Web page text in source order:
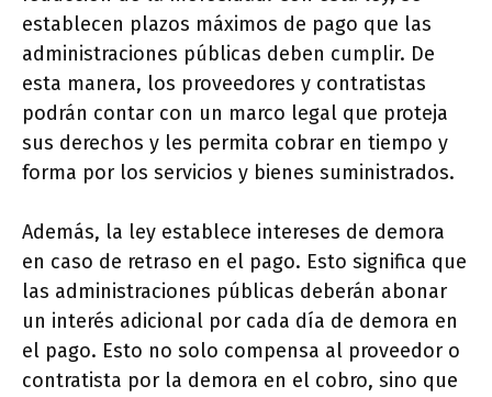
establecen plazos máximos de pago que las
administraciones públicas deben cumplir. De
esta manera, los proveedores y contratistas
podrán contar con un marco legal que proteja
sus derechos y les permita cobrar en tiempo y
forma por los servicios y bienes suministrados.
Además, la ley establece intereses de demora
en caso de retraso en el pago. Esto significa que
las administraciones públicas deberán abonar
un interés adicional por cada día de demora en
el pago. Esto no solo compensa al proveedor o
contratista por la demora en el cobro, sino que